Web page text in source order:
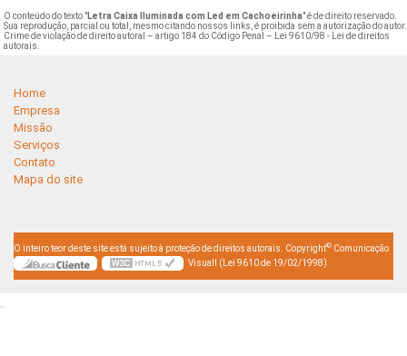
O conteúdo do texto "Letra Caixa Iluminada com Led em Cachoeirinha" é de direito reservado.
Sua reprodução, parcial ou total, mesmo citando nossos links, é proibida sem a autorização do autor.
Crime de violação de direito autoral – artigo 184 do Código Penal –
Lei 9610/98 - Lei de direitos
autorais
Home
Empresa
Missão
Serviços
Contato
Mapa do site
O inteiro teor deste site está sujeito à proteção de direitos autorais. Copyright© Comunicação
Visuall (Lei 9610 de 19/02/1998)